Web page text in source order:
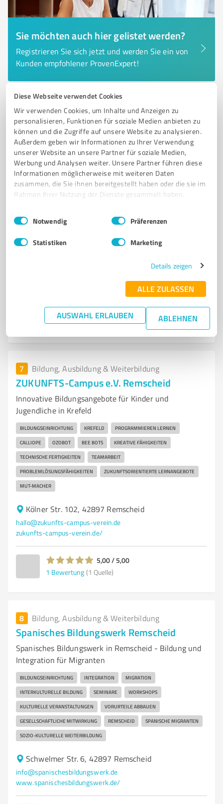
Diese Webseite verwendet Cookies
Wir verwenden Cookies, um Inhalte und Anzeigen zu
personalisieren, Funktionen für soziale Medien anbieten zu
können und die Zugriffe auf unsere Website zu analysieren.
Außerdem geben wir Informationen zu Ihrer Verwendung
unserer Website an unsere Partner für soziale Medien,
Werbung und Analysen weiter. Unsere Partner führen diese
Informationen möglicherweise mit weiteren Daten
zusammen, die Sie ihnen bereitgestellt haben oder die sie im
Rahmen Ihrer Nutzung der Dienste gesammelt haben.
Impressum Datenschutzbestimmungen
Einwilligungsauswahl
Notwendig Präferenzen
Statistiken Marketing
Details zeigen
ALLE ZULASSEN
AUSWAHL ERLAUBEN ABLEHNEN
Sie möchten auch hier gelistet werden?
Registrieren Sie sich jetzt und werden Sie ein von
Kunden empfohlener ProvenExpert!
6 Bildung, Ausbildung & Weiterbildung
Evangelische Pflegeakademie
„Hasensprungmühle“ Remscheid
Ausbildung von Fachkräften in der Evangelischen
Pflegeakademie Remscheid
GESUNDHEITSWESEN SOZIALE KOMPETENZEN
REGIONALE VERNETZUNG PFLEGEBERUFE
5,00 / 5,00
2Bewertungen (1 Quelle)
7 Bildung, Ausbildung & Weiterbildung
ZUKUNFTS-Campus e.V. Remscheid
Innovative Bildungsangebote für Kinder und
Jugendliche in Krefeld
BILDUNGSEINRICHTUNG KREFELD PROGRAMMIEREN LERNEN
CALLIOPE OZOBOT BEE BOTS KREATIVE FÄHIGKEITEN
TECHNISCHE FERTIGKEITEN TEAMARBEIT
PROBLEMLÖSUNGSFÄHIGKEITEN ZUKUNFTSORIENTIERTE LERNANGEBOTE
MUT-MACHER
Kölner Str. 102, 42897 Remscheid
hallo@zukunfts-campus-verein.de
zukunfts-campus-verein.de/
5,00 / 5,00
1 Bewertung (1 Quelle)
8 Bildung, Ausbildung & Weiterbildung
Spanisches Bildungswerk Remscheid
Spanisches Bildungswerk in Remscheid - Bildung und
Integration für Migranten
BILDUNGSEINRICHTUNG INTEGRATION MIGRATION
INTERKULTURELLE BILDUNG SEMINARE WORKSHOPS
KULTURELLE VERANSTALTUNGEN VORURTEILE ABBAUEN
GESELLSCHAFTLICHE MITWIRKUNG REMSCHEID SPANISCHE MIGRANTEN
SOZIO-KULTURELLE WEITERBILDUNG
Schwelmer Str. 6, 42897 Remscheid
info@spanischesbildungswerk.de
www.spanischesbildungswerk.de/